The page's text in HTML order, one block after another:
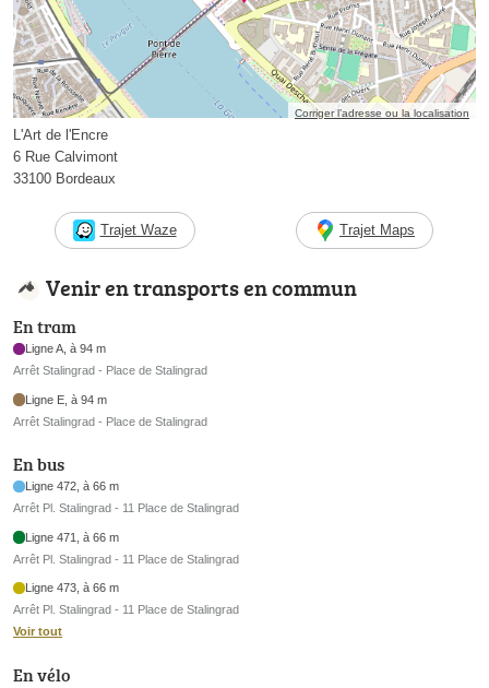
Corriger l’adresse ou la localisation
L'Art de l'Encre
6 Rue Calvimont
33100 Bordeaux
Trajet Waze Trajet Maps
Venir en transports en commun
En tram
Ligne A, à 94 m
Arrêt Stalingrad - Place de Stalingrad
Ligne E, à 94 m
Arrêt Stalingrad - Place de Stalingrad
En bus
Ligne 472, à 66 m
Arrêt Pl. Stalingrad - 11 Place de Stalingrad
Ligne 471, à 66 m
Arrêt Pl. Stalingrad - 11 Place de Stalingrad
Ligne 473, à 66 m
Arrêt Pl. Stalingrad - 11 Place de Stalingrad
Voir tout
En vélo